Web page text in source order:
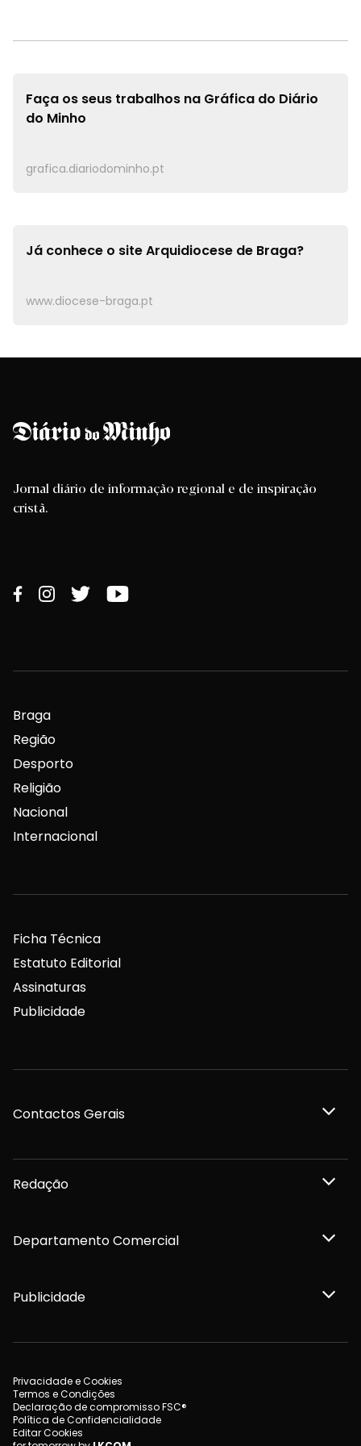
Faça os seus trabalhos na Gráfica do Diário
do Minho
grafica.diariodominho.pt
Já conhece o siteArquidiocese de Braga?
www.diocese-braga.pt
Jornal diário de informação regional e de inspiração
cristã.
Braga
Região
Desporto
Religião
Nacional
Internacional
Ficha Técnica
Estatuto Editorial
Assinaturas
Publicidade
Contactos Gerais
Redação
Departamento Comercial
Publicidade
Privacidade e Cookies
Termos e Condições
Declaração de compromisso FSC®
Política de Confidencialidade
Editar Cookies